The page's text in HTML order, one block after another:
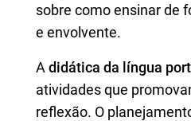
sobre como ensinar de
e envolvente.
A didática da língua
atividades que
reflexão. O